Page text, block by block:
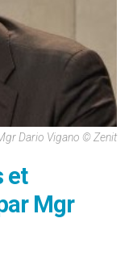
Dario Vigano © Zenit
et
Mgr